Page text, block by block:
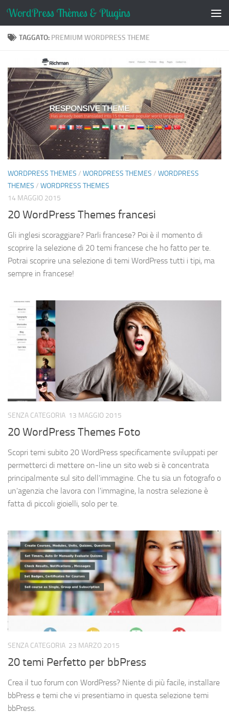
Salta al contenuto
TAGGATO: PREMIUM WORDPRESS THEME
WORDPRESS THEMES / WORDPRESS THEMES / WORDPRESS
THEMES / WORDPRESS THEMES
14 MAGGIO 2015
20 WordPress Themes francesi
Gli inglesi scoraggiare? Parli francese? Poi è il momento di
scoprire la selezione di 20 temi francese che ho fatto per te.
Potrai scoprire una selezione di temi WordPress tutti i tipi, ma
sempre in francese!
SENZA CATEGORIA 13 MAGGIO 2015
20 WordPress Themes Foto
Scopri temi subito 20 WordPress specificamente sviluppati per
permetterci di mettere on-line un sito web si è concentrata
principalmente sul sito dell'immagine. Che tu sia un fotografo o
un'agenzia che lavora con l'immagine, la nostra selezione è
fatta di piccoli gioielli, solo per te.
SENZA CATEGORIA 23 MARZO 2015
20 temi Perfetto per bbPress
Crea il tuo forum con WordPress? Niente di più facile, installare
bbPress e temi che vi presentiamo in questa selezione temi
bbPress.